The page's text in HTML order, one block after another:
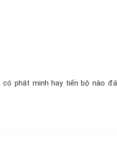
phát minh hay tiến bộ nào